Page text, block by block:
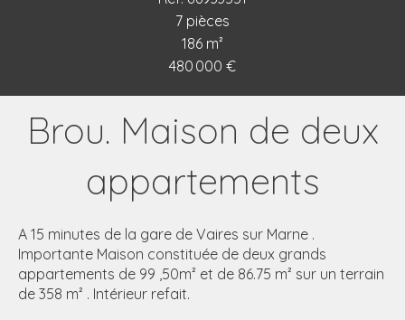
7 pièces
186 m²
480 000 €
Brou. Maison de deux
appartements
A 15 minutes de la gare de Vaires sur Marne .
Importante Maison constituée de deux grands
appartements de 99 ,50m² et de 86.75 m² sur un terrain
de 358 m² . Intérieur refait.